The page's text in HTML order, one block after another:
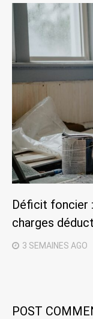
Déficit foncier
charges
3 SEMAINES AGO
POST